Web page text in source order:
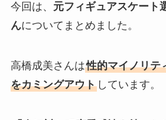
今回は、 元フィギュアスケート
んについてまとめました。
高橋成美さんは性的マイノリテ
をカミングアウトしています。